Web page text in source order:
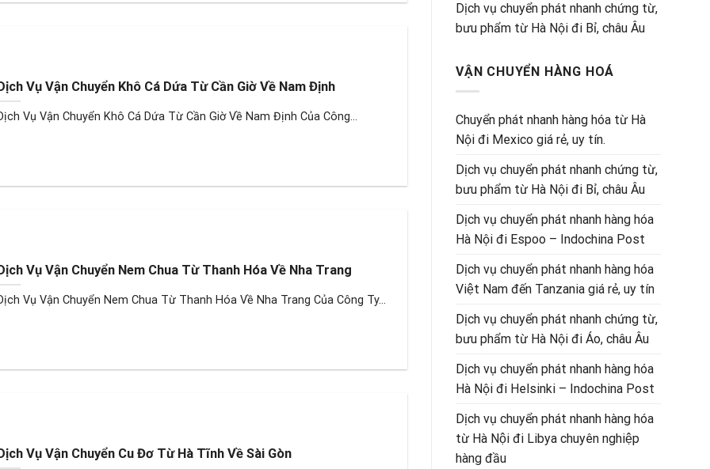
Vụ Vận Chuyển Khô Cá Dứa Từ Cần Giờ Về Nam Định
Vụ Vận Chuyển Khô Cá Dứa Từ Cần Giờ Về Nam Định Của Công...
Vụ Vận Chuyển Nem Chua Từ Thanh Hóa Về Nha Trang
Vụ Vận Chuyển Nem Chua Từ Thanh Hóa Về Nha Trang Của Công Ty...
Vụ Vận Chuyển Cu Đơ Từ Hà Tĩnh Về Sài Gòn
Dịch vụ chuyển phát nhanh chứng từ,
bưu phẩm từ Hà Nội đi Bỉ, châu Âu
VẬN CHUYỂN HÀNG HOÁ
Chuyển phát nhanh hàng hóa từ Hà
Nội đi Mexico giá rẻ, uy tín.
Dịch vụ chuyển phát nhanh chứng từ,
bưu phẩm từ Hà Nội đi Bỉ, châu Âu
Dịch vụ chuyển phát nhanh hàng hóa
Hà Nội đi Espoo – Indochina Post
Dịch vụ chuyển phát nhanh hàng hóa
Việt Nam đến Tanzania giá rẻ, uy tín
Dịch vụ chuyển phát nhanh chứng từ,
bưu phẩm từ Hà Nội đi Áo, châu Âu
Dịch vụ chuyển phát nhanh hàng hóa
Hà Nội đi Helsinki – Indochina Post
Dịch vụ chuyển phát nhanh hàng hóa
từ Hà Nội đi Libya chuyên nghiệp
hàng đầu